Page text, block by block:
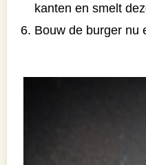
kanten en smelt
Bouw de burger nu